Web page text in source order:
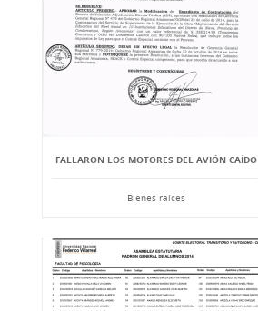
FALLARON LOS MOTORES DEL AVIÓN CAÍDO
Bienes raíces